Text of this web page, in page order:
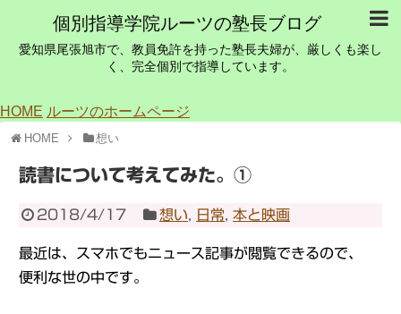
個別指導学院ルーツの塾長ブログ
愛知県尾張旭市で、教員免許を持った塾長夫婦が、厳しくも楽し
く、完全個別で指導しています。
HOME ルーツのホームページ
HOME 想い
読書について考えてみた。①
2018/4/17 想い 日常 ,本と映画
最近は、スマホでもニュース記事が閲覧できるので、
便利な世の中です。